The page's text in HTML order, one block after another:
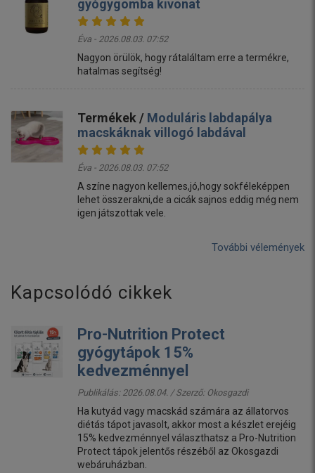
gyógygomba kivonat
Éva - 2026.08.03. 07:52
Nagyon örülök, hogy rátaláltam erre a termékre,
hatalmas segítség!
Termékek / Moduláris labdapálya
macskáknak villogó labdával
Éva - 2026.08.03. 07:52
A színe nagyon kellemes,jó,hogy sokféleképpen
lehet összerakni,de a cicák sajnos eddig még nem
igen játszottak vele.
További vélemények
Kapcsolódó cikkek
Pro-Nutrition Protect
gyógytápok 15%
kedvezménnyel
Publikálás: 2026.08.04. / Szerző: Okosgazdi
Ha kutyád vagy macskád számára az állatorvos
diétás tápot javasolt, akkor most a készlet erejéig
15% kedvezménnyel választhatsz a Pro-Nutrition
Protect tápok jelentős részéből az Okosgazdi
webáruházban.